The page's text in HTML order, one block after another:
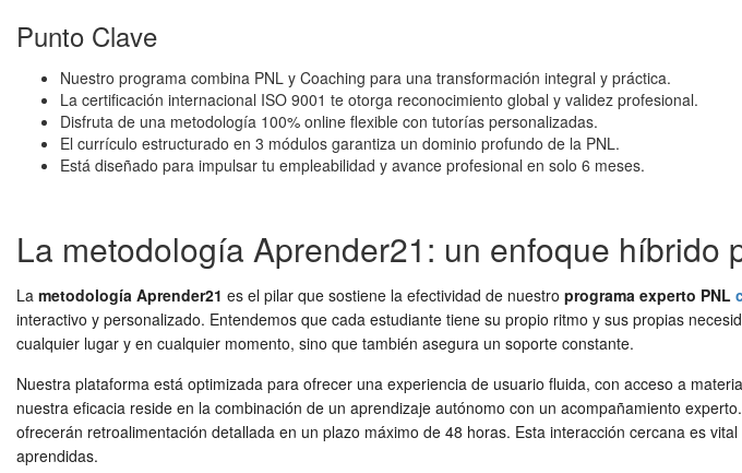
Punto Clave
Nuestro programa combina PNL y Coaching para una transformación integral y práctica.
La certificación internacional ISO 9001 te otorga reconocimiento global y validez profesional.
Disfruta de una metodología 100% online flexible con tutorías personalizadas.
El currículo estructurado en 3 módulos garantiza un dominio profundo de la PNL.
Está diseñado para impulsar tu empleabilidad y avance profesional en solo 6 meses.
La metodología Aprender21: un enfoque híbrido
La metodología Aprender21 es el pilar que sostiene la efectividad de nuestro programa experto PNL
interactivo y personalizado. Entendemos que cada estudiante tiene su propio ritmo y sus propias
cualquier lugar y en cualquier momento, sino que también asegura un soporte constante.
Nuestra plataforma está optimizada para ofrecer una experiencia de usuario fluida, con acceso a
nuestra eficacia reside en la combinación de un aprendizaje autónomo con un acompañamiento
ofrecerán retroalimentación detallada en un plazo máximo de 48 horas. Esta interacción cercana es
aprendidas.